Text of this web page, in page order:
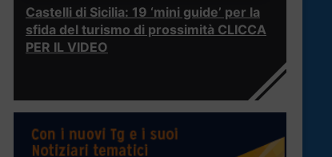
Castelli di Sicilia: 19 ‘mini guide’ per la
sfida del turismo di prossimità CLICCA
PER IL VIDEO